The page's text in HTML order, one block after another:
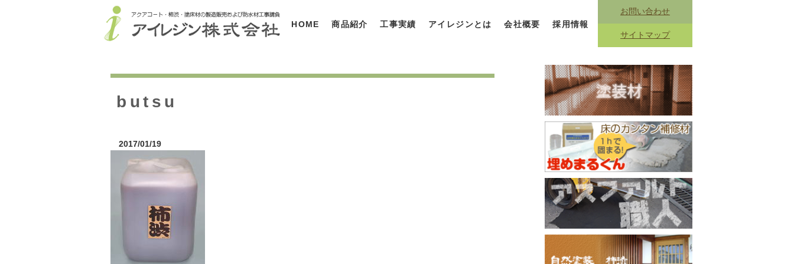
HOME 商品紹介 工事実績 アイレジンとは 会社概要 採用情報
お問い合わせ
サイトマップ
butsu
2017/01/19